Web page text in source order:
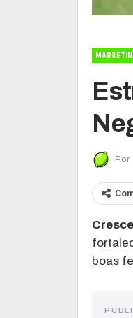
Por
boas